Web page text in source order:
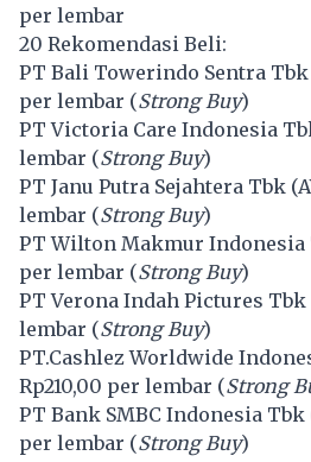
per lembar
20 Rekomendasi Beli:
PT Bali Towerindo Sentra
per lembar (Strong Buy)
PT Victoria Care Indonesia
lembar (Strong Buy)
PT Janu Putra Sejahtera Tbk (
lembar (Strong Buy)
PT Wilton Makmur Indonesia
per lembar (Strong Buy)
PT Verona Indah Pictures Tbk
lembar (Strong Buy)
PT.Cashlez Worldwide
Rp210,00 per lembar (Strong
PT Bank SMBC Indonesia Tbk
per lembar (Strong Buy)